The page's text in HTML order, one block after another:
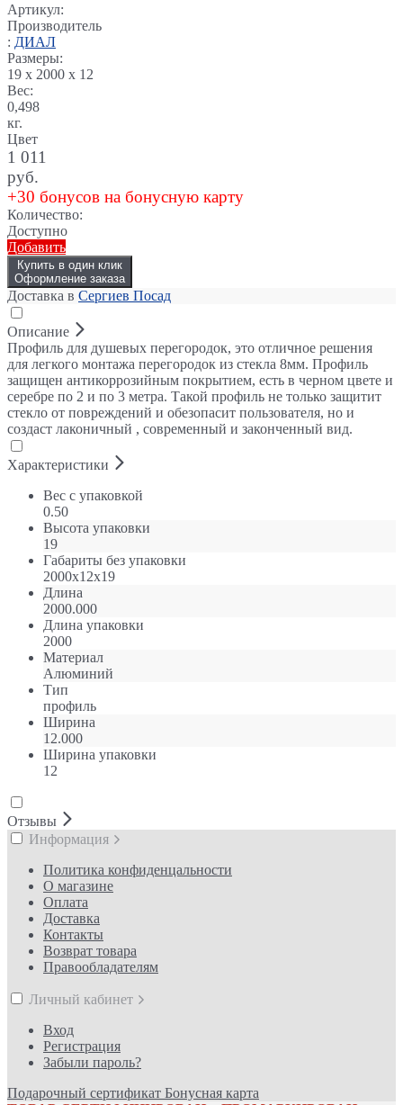
Артикул:
Производитель
: ДИАЛ
Размеры:
19 x 2000 x 12
Вес:
0,498
кг.
Цвет
1 011
руб.
+30 бонусов на бонусную карту
Количество:
Доступно
Добавить
Купить в один клик
Оформление заказа
Доставка в Сергиев Посад
Описание
Профиль для душевых перегородок, это отличное решения
для легкого монтажа перегородок из стекла 8мм. Профиль
защищен антикоррозийным покрытием, есть в черном цвете и
серебре по 2 и по 3 метра. Такой профиль не только защитит
стекло от повреждений и обезопасит пользователя, но и
создаст лаконичный , современный и законченный вид.
Характеристики
Вес с упаковкой
0.50
Высота упаковки
19
Габариты без упаковки
2000х12х19
Длина
2000.000
Длина упаковки
2000
Материал
Алюминий
Тип
профиль
Ширина
12.000
Ширина упаковки
12
Отзывы
Информация
Политика конфиденцальности
О магазине
Оплата
Доставка
Контакты
Возврат товара
Правообладателям
Личный кабинет
Вход
Регистрация
Забыли пароль?
Подарочный сертификат Бонусная карта